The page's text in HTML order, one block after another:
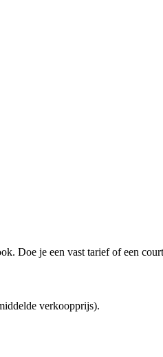
Doe je een vast tarief of een
verkoopprijs).